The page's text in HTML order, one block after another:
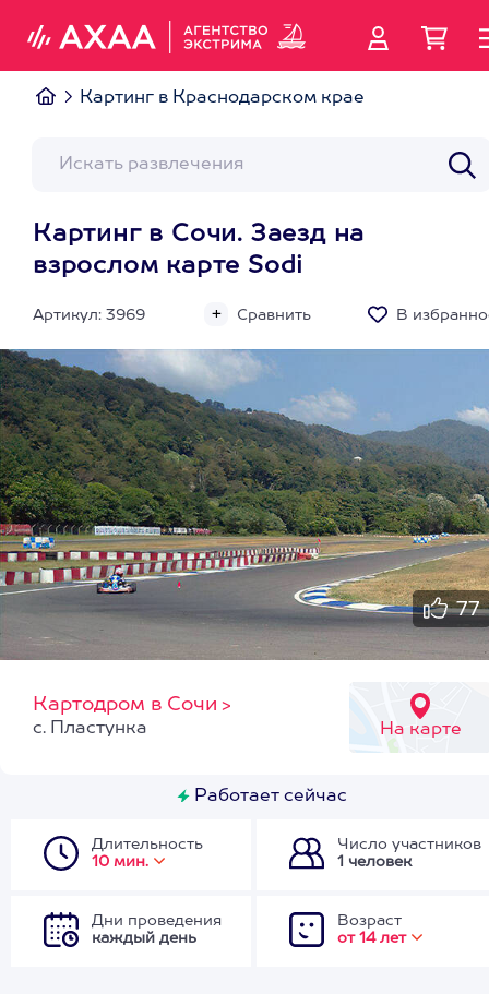
Картинг в Краснодарском крае
Картинг в Сочи. Заезд на
взрослом карте Sodi
Артикул: 3969 Сравнить В
77
Картодром в Сочи >
На карте
с. Пластунка
Работает сейчас
Длительность
10 мин.
Число участников
1 человек
Дни проведения
каждый день
Возраст
от 14 лет